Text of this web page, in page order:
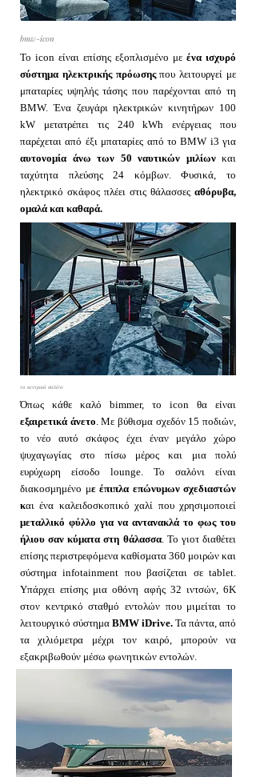
bmw-icon
Το icon είναι επίσης εξοπλισμένο με ένα ισχυρό
σύστημα ηλεκτρικής πρόωσηςπου λειτουργεί με
μπαταρίες υψηλής τάσης που παρέχονται από τη
BMW. Ένα ζευγάρι ηλεκτρικών κινητήρων 100
kW μετατρέπει τις 240 kWh ενέργειας που
παρέχεται από έξι μπαταρίες από το BMW i3 για
αυτονομία άνω των 50 ναυτικών μιλίων και
ταχύτητα πλεύσης 24 κόμβων. Φυσικά, το
ηλεκτρικό σκάφος πλέει στις θάλασσες αθόρυβα,
ομαλά και καθαρά.
το κεντρικό σαλόνι
Όπως κάθε καλό bimmer, το icon θα είναι
εξαιρετικά άνετο. Με βύθισμα σχεδόν 15 ποδιών,
το νέο αυτό σκάφος έχει έναν μεγάλο χώρο
ψυχαγωγίας στο πίσω μέρος και μια πολύ
ευρύχωρη είσοδο lounge. Το σαλόνι είναι
διακοσμημένο με έπιπλα επώνυμων σχεδιαστών
και ένα καλειδοσκοπικό χαλί που χρησιμοποιεί
μεταλλικό φύλλο για να αντανακλά το φως του
ήλιου σαν κύματα στη θάλασσα. Το γιοτ διαθέτει
επίσης περιστρεφόμενα καθίσματα 360 μοιρών και
σύστημα infotainment που βασίζεται σε tablet.
Υπάρχει επίσης μια οθόνη αφής 32 ιντσών, 6K
στον κεντρικό σταθμό εντολών που μιμείται το
λειτουργικό σύστημα BMW iDrive. Τα πάντα, από
τα χιλιόμετρα μέχρι τον καιρό, μπορούν να
εξακριβωθούν μέσω φωνητικών εντολών.